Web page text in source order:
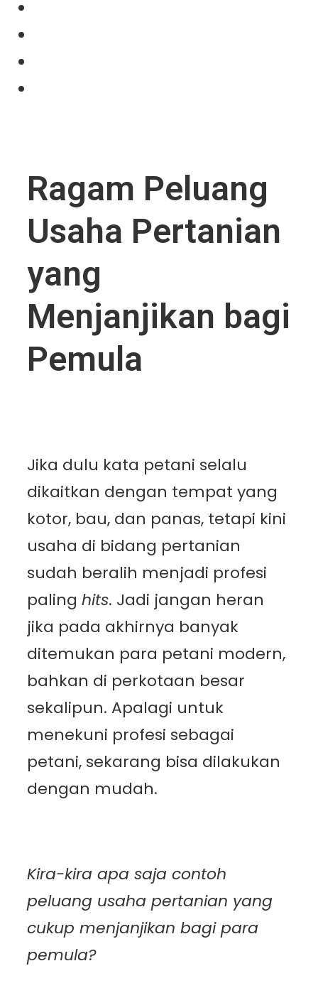
Ragam Peluang
Usaha Pertanian
yang
Menjanjikan bagi
Pemula
Jika dulu kata petani selalu
dikaitkan dengan tempat yang
kotor, bau, dan panas, tetapi kini
usaha di bidang pertanian
sudah beralih menjadi profesi
paling hits. Jadi jangan heran
jika pada akhirnya banyak
ditemukan para petani modern,
bahkan di perkotaan besar
sekalipun. Apalagi untuk
menekuni profesi sebagai
petani, sekarang bisa dilakukan
dengan mudah.
Kira-kira apa saja contoh
peluang usaha pertanian yang
cukup menjanjikan bagi para
pemula?